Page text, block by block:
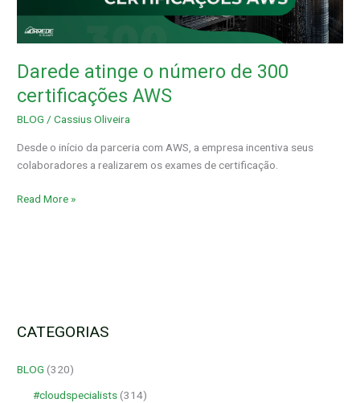
Darede atinge o número de 300
certificações AWS
BLOG /Cassius Oliveira
Desde o início da parceria com AWS, a empresa incentiva seus
colaboradores a realizarem os exames de certificação.
300
certificações
Read More »
CATEGORIAS
BLOG (320)
#cloudspecialists (314)